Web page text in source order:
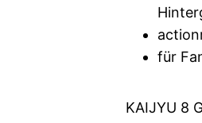
für
KAIJYU 8